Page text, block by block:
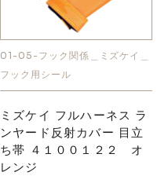
01-05-フック関係＿ミズケイ＿
フック用シール
ミズケイ フルハーネス ラ
ンヤード反射カバー 目立
ち帯 ４１００１２２ オ
レンジ